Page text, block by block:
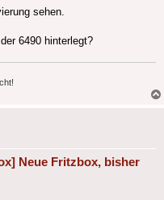
sehen.
6490 hinterlegt?
Neue Fritzbox, bisher